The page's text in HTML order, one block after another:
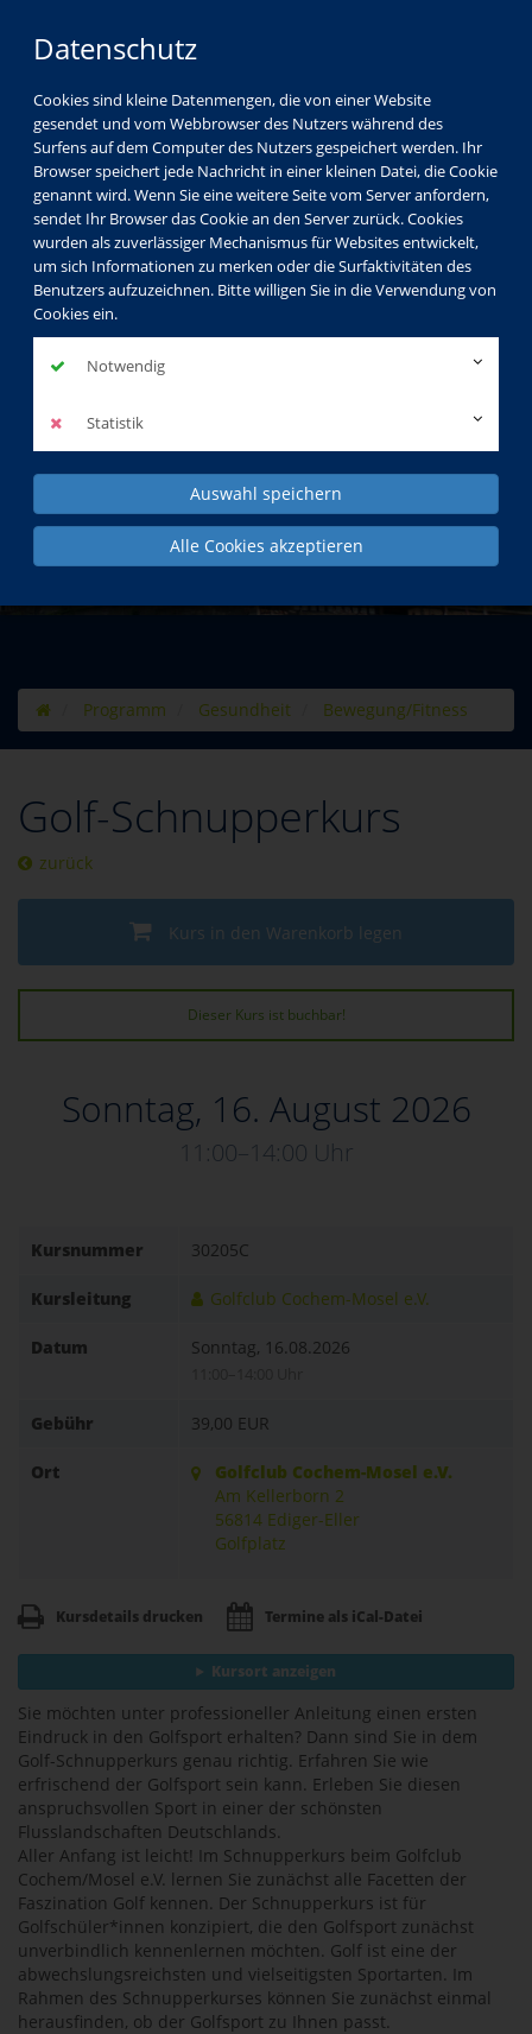
Datenschutz
Cookies sind kleine Datenmengen, die von einer Website
gesendet und vom Webbrowser des Nutzers während des
Surfens auf dem Computer des Nutzers gespeichert werden. Ihr
Browser speichert jede Nachricht in einer kleinen Datei, die Cookie
genannt wird. Wenn Sie eine weitere Seite vom Server anfordern,
sendet Ihr Browser das Cookie an den Server zurück. Cookies
wurden als zuverlässiger Mechanismus für Websites entwickelt,
um sich Informationen zu merken oder die Surfaktivitäten des
Benutzers aufzuzeichnen. Bitte willigen Sie in die Verwendung von
Cookies ein.
Notwendig
Statistik
Auswahl speichern
Alle Cookies akzeptieren
Gesellschaft Kultur
Gesundheit
Sprachen
Beruf & EDV
Kids & Teens
KVHS Spezial
Programm Gesundheit Bewegung/Fitness
Golf-Schnupperkurs
zurück
Kurs in den Warenkorb legen
Dieser Kurs ist buchbar!
Sonntag, 16. August 2026
11:00–14:00 Uhr
Kursnummer 30205C
Kursleitung Golfclub Cochem-Mosel e.V.
Datum Sonntag, 16.08.2026
Gebühr 39,00 EUR
Ort
Golfclub Cochem-Mosel e.V.
Am Kellerborn 2
56814 Ediger-Eller
Golfplatz
Kursdetails drucken Termine als iCal-Datei
Kursort anzeigen
Sie möchten unter professioneller Anleitung einen ersten
Eindruck in den Golfsport erhalten? Dann sind Sie in dem
Golf-Schnupperkurs genau richtig. Erfahren Sie wie
erfrischend der Golfsport sein kann. Erleben Sie diesen
anspruchsvollen Sport in einer der schönsten
Flusslandschaften Deutschlands.
Aller Anfang ist leicht! Im Schnupperkurs beim Golfclub
Cochem/Mosel e.V. lernen Sie zunächst alle Facetten der
Faszination Golf kennen. Der Schnupperkurs ist für
Golfschüler*innen konzipiert, die den Golfsport zunächst
unverbindlich kennenlernen möchten. Golf ist eine der
abwechslungsreichsten und vielseitigsten Sportarten. Im
Rahmen des Schnupperkurses können Sie zunächst einmal
herausfinden, ob der Golfsport zu Ihnen passt.